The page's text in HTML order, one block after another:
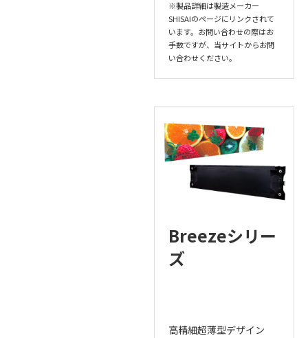
※製品詳細は製造メーカー
SHISAIのページにリンクされて
います。お問い合わせの際はお
手数ですが、当サイトからお問
い合わせください。
Breezeシリー
ズ
高精細超薄型デザイン